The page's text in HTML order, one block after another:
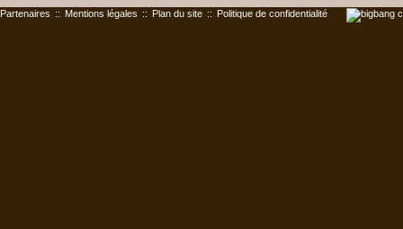
Partenaires :: Mentions légales :: Plan du site :: Politique de confidentialité